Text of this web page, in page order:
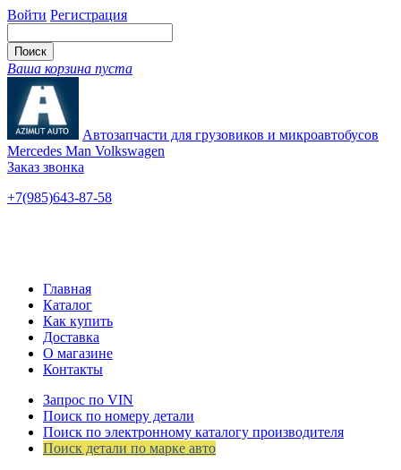
Войти Регистрация
Ваша корзина пуста
Автозапчасти для грузовиков и микроавтобусов
Mercedes Man Volkswagen
Заказ звонка
+7(985)643-87-58
Главная
Каталог
Как купить
Доставка
О магазине
Контакты
Запрос по VIN
Поиск по номеру детали
Поиск по электронному каталогу производителя
Поиск детали по марке авто